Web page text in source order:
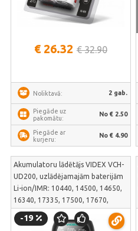
€ 26.32 € 32.90
Noliktavā: 2 gab.
Piegāde uz
pakomātu:
No € 2.50
Piegāde ar
kurjeru:
No € 4.90
Akumulatoru lādētājs VIDEX VCH-
UD200, uzlādējamajām baterijām
Li-ion/IMR: 10440, 14500, 14650,
16340, 17335, 17500, 17670,
18350, 18500,
18650,18700,20700, 21700,
-19